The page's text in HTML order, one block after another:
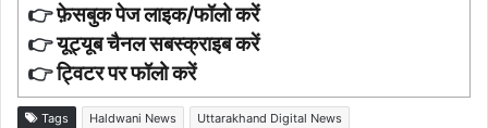
👉फ़ेसबुक पेज लाइक/फॉलो करें
👉यूट्यूब चैनल सबस्क्राइब करें
👉ट्विटर पर फॉलो करें
Tags Haldwani News
Uttarakhand Digital News